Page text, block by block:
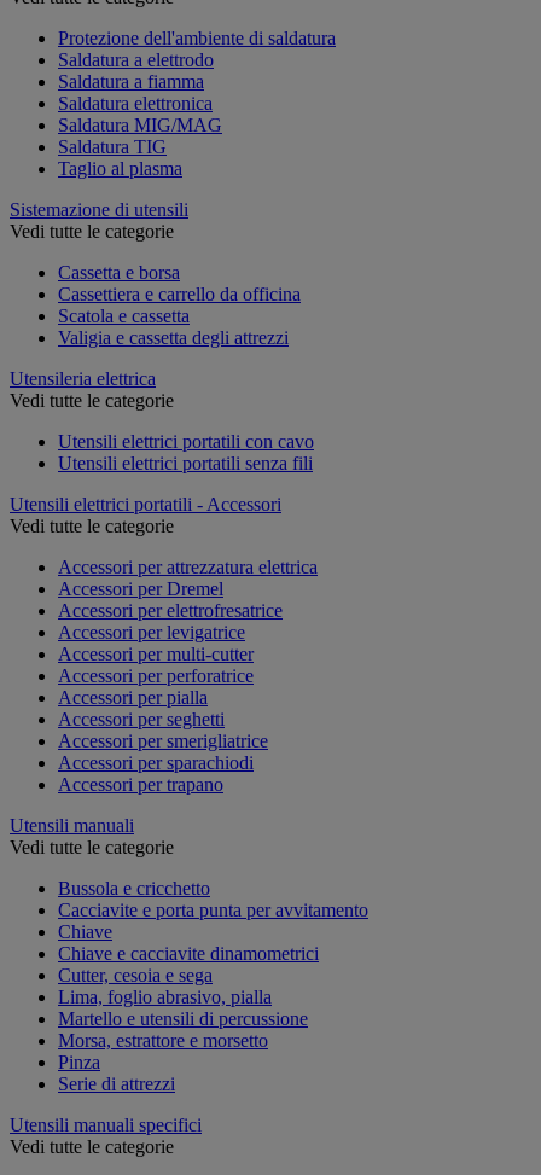
Protezione dell'ambiente di saldatura
Saldatura a elettrodo
Saldatura a fiamma
Saldatura elettronica
Saldatura MIG/MAG
Saldatura TIG
Taglio al plasma
Sistemazione di utensili
Vedi tutte le categorie
Cassetta e borsa
Cassettiera e carrello da officina
Scatola e cassetta
Valigia e cassetta degli attrezzi
Utensileria elettrica
Vedi tutte le categorie
Utensili elettrici portatili con cavo
Utensili elettrici portatili senza fili
Utensili elettrici portatili - Accessori
Vedi tutte le categorie
Accessori per attrezzatura elettrica
Accessori per Dremel
Accessori per elettrofresatrice
Accessori per levigatrice
Accessori per multi-cutter
Accessori per perforatrice
Accessori per pialla
Accessori per seghetti
Accessori per smerigliatrice
Accessori per sparachiodi
Accessori per trapano
Utensili manuali
Vedi tutte le categorie
Bussola e cricchetto
Cacciavite e porta punta per avvitamento
Chiave
Chiave e cacciavite dinamometrici
Cutter, cesoia e sega
Lima, foglio abrasivo, pialla
Martello e utensili di percussione
Morsa, estrattore e morsetto
Pinza
Serie di attrezzi
Utensili manuali specifici
Vedi tutte le categorie